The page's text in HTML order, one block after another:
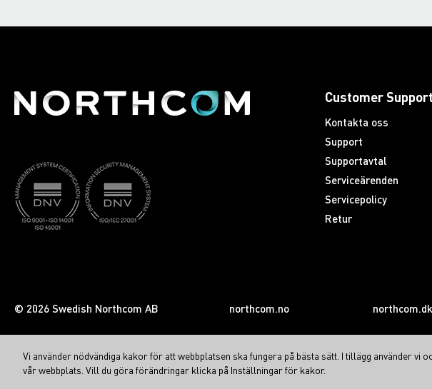
Digitala funktioner (Röst och Data)
Over-the-Air Alias (OAA) visar uppringarens namn utan programmering
Individuellt, Grupp och Alla samtal
Sent inträde i Gruppsamtal
Statussamtal och Omröstningssamtal
MDC-funktioner; PTT-ID, Nödsamtal (TX/RX), Radiokontroll (RX), Stun (RX), Revive
Customer Support
Kontakta oss
Support
Supportavtal
Serviceärenden
Servicepolicy
Retur
© 2026 Swedish Northcom AB northcom.no northcom.dk
Vi använder nödvändiga kakor för att webbplatsen ska fungera på bästa sätt. I tillägg använder
vår webbplats. Vill du göra förändringar klicka på Inställningar för kakor.